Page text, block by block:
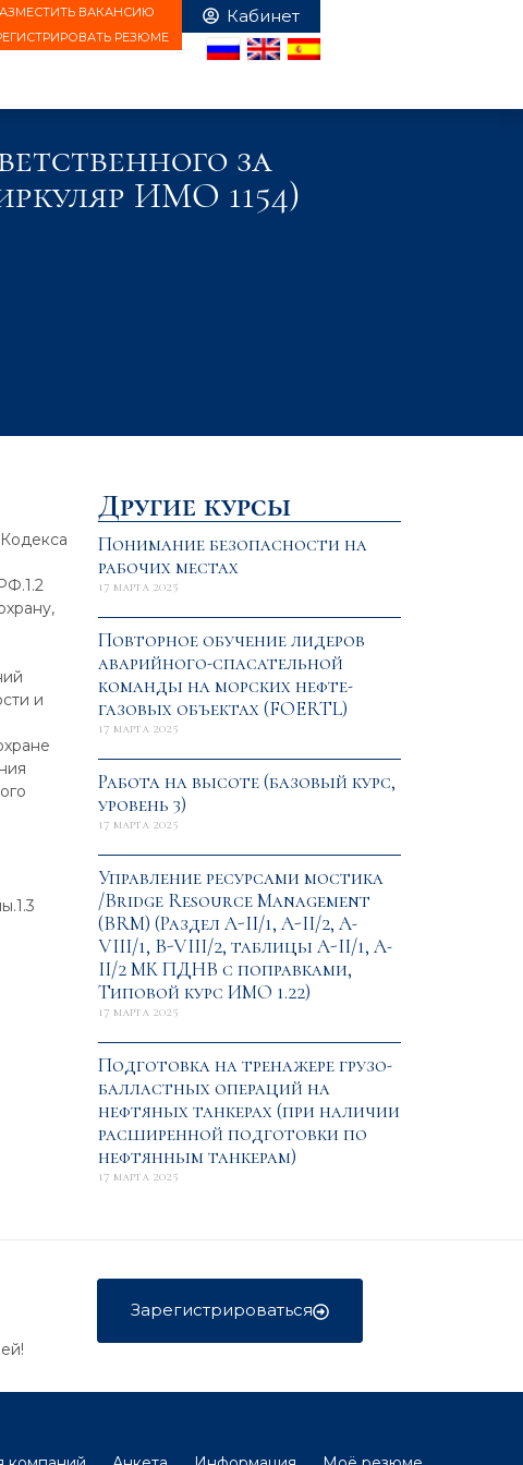
ВАКАНСИЮ
РЕЗЮМЕ
за
ИМО 1154)
и
Другие курсы
Понимание безопасности на
рабочих местах
17 марта 2025
Повторное обучение лидеров
аварийного-спасательной
команды на морских нефте-
газовых объектах (FOERTL)
17 марта 2025
Работа на высоте (базовый курс,
уровень 3)
17 марта 2025
Управление ресурсами мостика
/Bridge Resource Management
(BRM) (Раздел A-II/1, A-II/2, A-
VIII/1, B-VIII/2, таблицы A-II/1, A-
II/2 МК ПДНВ с поправками,
Типовой курс ИМО 1.22)
17 марта 2025
Подготовка на тренажере грузо-
балластных операций на
нефтяных танкерах (при наличии
расширенной подготовки по
нефтянным танкерам)
17 марта 2025
Зарегистрироваться